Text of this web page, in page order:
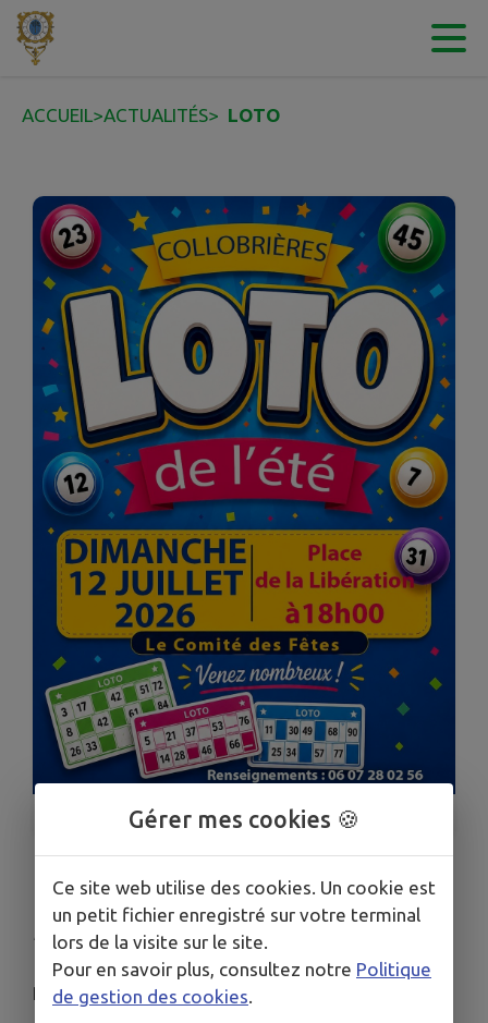
Contenu
ACCUEIL>ACTUALITÉS> LOTO
1/1
LOTO
Publié le jeudi 02 juillet 2026 - Collobrières
Place de la Libération
Gérer mes cookies 🍪
Ce site web utilise des cookies. Un cookie est
un petit fichier enregistré sur votre terminal
lors de la visite sur le site.
Pour en savoir plus, consultez notre Politique
de gestion des cookies.